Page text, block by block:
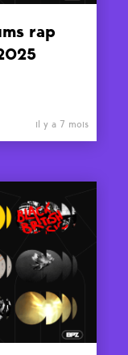
rap
il y a 7 mois